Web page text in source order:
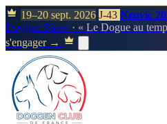
19–20 sept. 2026 J-43 Neuvic
Doggen Show · « Le Dogue au
s'engager →